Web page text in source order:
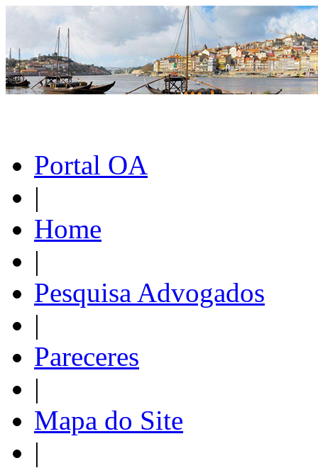
Portal OA
|
Home
|
Pesquisa Advogados
|
Pareceres
|
Mapa do Site
|